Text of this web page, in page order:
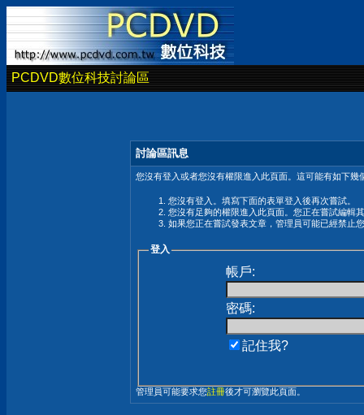
PCDVD數位科技討論區
討論區訊息
您沒有登入或者您沒有權限進入此頁面。這可能有如下幾
您沒有登入。填寫下面的表單登入後再次嘗試。
您沒有足夠的權限進入此頁面。您正在嘗試編輯
如果您正在嘗試發表文章，管理員可能已經禁止
登入
帳戶:
密碼:
記住我?
管理員可能要求您註冊後才可瀏覽此頁面。